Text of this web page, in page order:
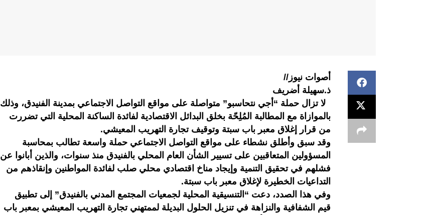
أصوات نيوز//
ذ.سهيلة أضريف
لا تزال حملة “أجي نتحاسبو” متواصلة على مواقع التواصل الاجتماعي بمدينة الفنيدق، وذلك
بالموازاة مع المطالبة المُلِحّة بخلق البدائل الاقتصادية لفائدة الساكنة المحلية التي تضررت
من قرار إغلاق معبر باب سبتة وتوقيف تجارة التهريب المعيشي.
وقد سبق وأطلق نشطاء على مواقع التواصل الاجتماعي حملة واسعة تطالب بمحاسبة
المسؤولين المتعاقبين على تسيير الشأن العام المحلي بالفنيدق منذ سنوات، والذين أبانوا عن
فشلهم في تحقيق التنمية وإيجاد مناخ اقتصادي محلي صلب لفائدة المواطنين وإنقاذهم من
التداعيات الخطيرة لإغلاق معبر باب سبتة.
وفي هذا الصدد، دعت “التنسيقية المحلية لجمعيات المجتمع المدني بالفنيدق” إلى تطبيق
قيم الشفافية والنزاهة في تنزيل الحلول البديلة لممتهني تجارة التهريب المعيشي بمعبر باب